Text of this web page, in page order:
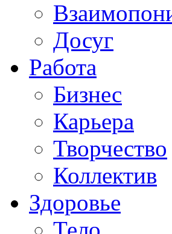
Досуг
Работа
Бизнес
Карьера
Творчество
Коллектив
Здоровье